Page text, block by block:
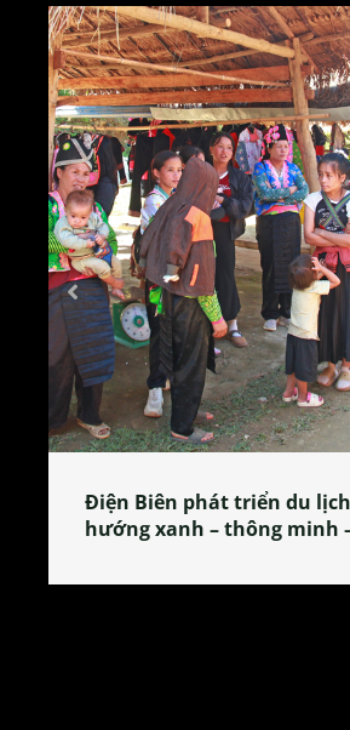
Làng làm bánh tẻ Phú Nhi
tỏa đặc sản xứ Đoài